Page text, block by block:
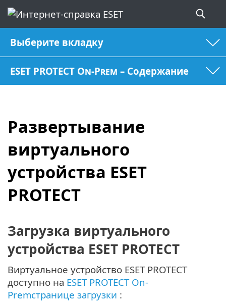
Выберите вкладку
ESET PROTECT On-Prem – Содержание
Развертывание
виртуального
устройства ESET
PROTECT
Загрузка виртуального
устройства ESET PROTECT
Виртуальное устройство ESET PROTECT
доступно на ESET PROTECT On-
Premстранице загрузки :